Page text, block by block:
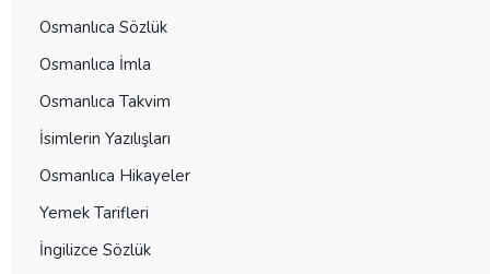
Osmanlıca Sözlük
Osmanlıca İmla
Osmanlıca Takvim
İsimlerin Yazılışları
Osmanlıca Hikayeler
Yemek Tarifleri
İngilizce Sözlük